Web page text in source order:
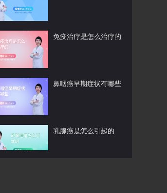
免疫治疗是怎么治疗的
鼻咽癌早期症状有哪些
乳腺癌是怎么引起的